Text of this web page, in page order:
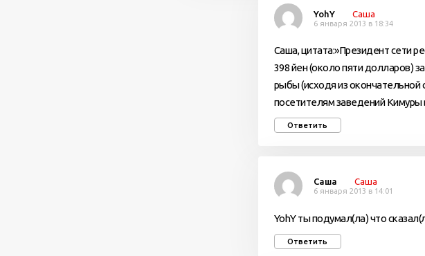
YohY Саша
6 января 2013 в 18:34
Саша, цитата:»Президент сети
398 йен (около пяти долларов)
рыбы (исходя из окончательной
посетителям заведений Кимуры
Ответить
Саша Саша
6 января 2013 в 14:01
YohY ты подумал(ла) что
Ответить